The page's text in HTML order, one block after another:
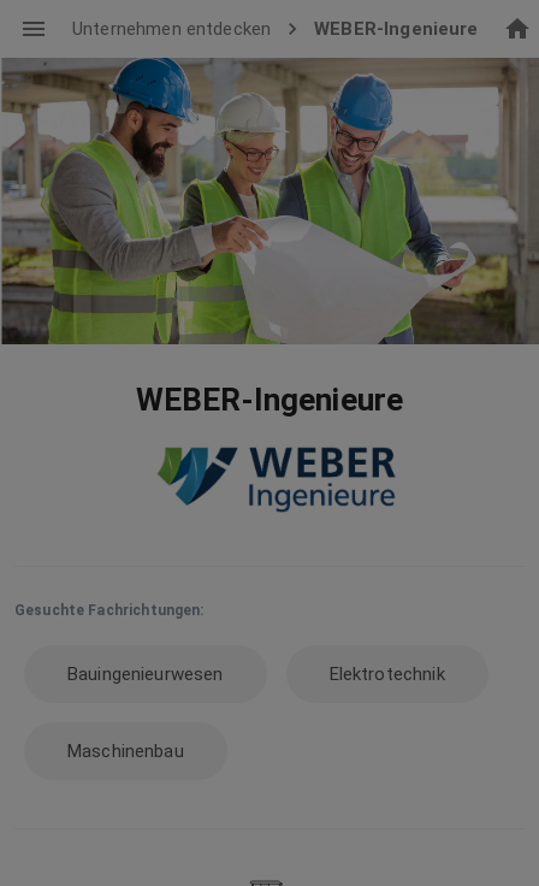
Unternehmen entdecken WEBER-Ingenieure
WEBER-Ingenieure
Gesuchte Fachrichtungen:
Bauingenieurwesen Elektrotechnik
Maschinenbau